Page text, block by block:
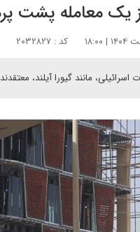
یک معامله پشت
کد : ۲۰۳۲۸۲۷
اسرائیلی، مانند گیورا آیلند،